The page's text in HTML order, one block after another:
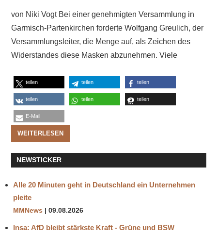
von Niki Vogt Bei einer genehmigten Versammlung in
Garmisch-Partenkirchen forderte Wolfgang Greulich, der
Versammlungsleiter, die Menge auf, als Zeichen des
Widerstandes diese Masken abzunehmen. Viele
teilen teilen teilen
teilen teilen teilen
E-Mail
WEITERLESEN
NEWSTICKER
Alle 20 Minuten geht in Deutschland ein Unternehmen
pleite
MMNews 09.08.2026
Insa: AfD bleibt stärkste Kraft - Grüne und BSW